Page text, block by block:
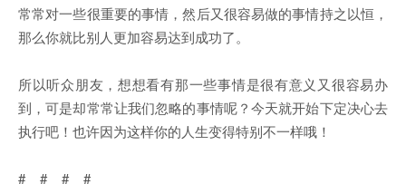
常常对一些很重要的事情，然后又很容易做的事情持之以恒，
那么你就比别人更加容易达到成功了。
所以听众朋友，想想看有那一些事情是很有意义又很容易办
到，可是却常常让我们忽略的事情呢？今天就开始下定决心去
执行吧！也许因为这样你的人生变得特别不一样哦！
# # # #